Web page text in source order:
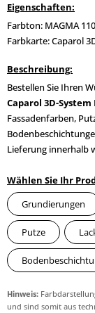
Eigenschaften:
Farbton: MAGMA 110
Farbkarte: Caparol
Beschreibung:
Bestellen Sie Ihren
Caparol 3D-System
Fassadenfarben,
Lieferung innerhalb
Wählen Sie Ihr
Grundierungen
Putze
Hinweis:
und sind somit aus